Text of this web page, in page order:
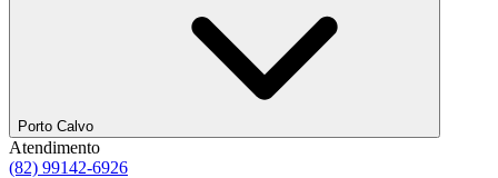
Porto Calvo
Atendimento
(82) 99142-6926